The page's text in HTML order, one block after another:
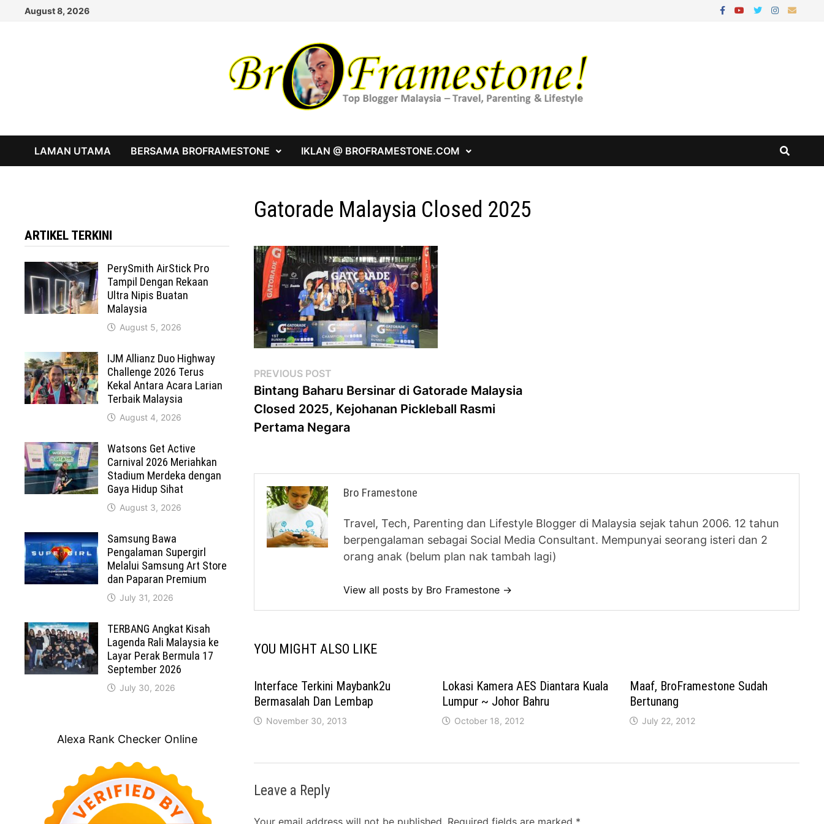
August 8, 2026
LAMAN UTAMA BERSAMA BROFRAMESTONE IKLAN @ BROFRAMESTONE.COM
Gatorade Malaysia Closed 2025
Post
navigation
PREVIOUS POST
post:
Bintang Baharu Bersinar di Gatorade Malaysia
Closed 2025, Kejohanan Pickleball Rasmi
Pertama Negara
Bro Framestone
Travel, Tech, Parenting dan Lifestyle Blogger di Malaysia sejak tahun 2006. 12 tahun
berpengalaman sebagai Social Media Consultant. Mempunyai seorang isteri dan 2
orang anak (belum plan nak tambah lagi)
View all posts by Bro Framestone →
YOU MIGHT ALSO LIKE
Interface Terkini Maybank2u
Bermasalah Dan Lembap
November 30, 2013
Lokasi Kamera AES Diantara Kuala
Lumpur ~ Johor Bahru
October 18, 2012
Maaf, BroFramestone Sudah
Bertunang
July 22, 2012
Leave a Reply
ARTIKEL TERKINI
PerySmith AirStick Pro
Tampil Dengan Rekaan
Ultra Nipis Buatan
Malaysia
August 5, 2026
IJM Allianz Duo Highway
Challenge 2026 Terus
Kekal Antara Acara Larian
Terbaik Malaysia
August 4, 2026
Watsons Get Active
Carnival 2026 Meriahkan
Stadium Merdeka dengan
Gaya Hidup Sihat
August 3, 2026
Samsung Bawa
Pengalaman Supergirl
Melalui Samsung Art Store
dan Paparan Premium
July 31, 2026
TERBANG Angkat Kisah
Lagenda Rali Malaysia ke
Layar Perak Bermula 17
September 2026
July 30, 2026
Alexa Rank Checker Online